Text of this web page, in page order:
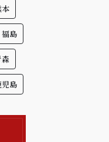
福島
児島